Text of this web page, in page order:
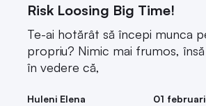
Risk Loosing Big Time!
Te-ai hotărât să începi munca
propriu? Nimic mai frumos,
în vedere că,
Huleni Elena 01